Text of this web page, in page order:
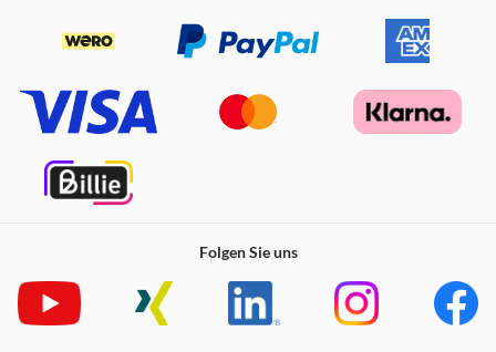
Folgen Sie uns